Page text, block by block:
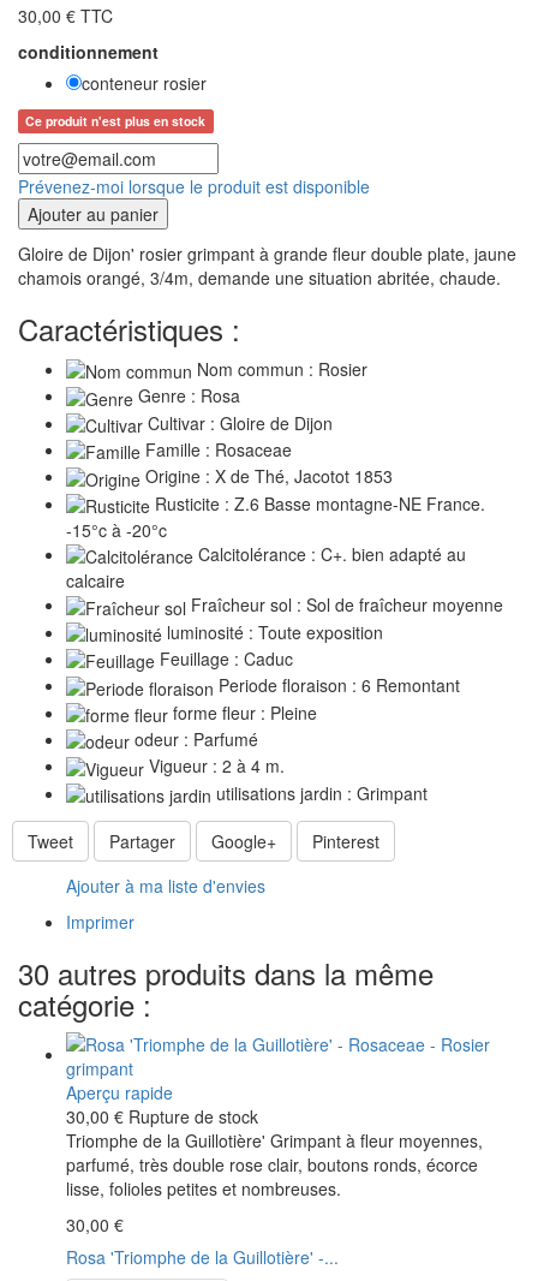
30,00 € TTC
conditionnement
conteneur rosier
Ce produit n'est plus en stock
Prévenez-moi lorsque le produit est disponible
Ajouter au panier
Gloire de Dijon' rosier grimpant à grande fleur double plate, jaune
chamois orangé, 3/4m, demande une situation abritée, chaude.
Caractéristiques :
Nom commun : Rosier
Genre : Rosa
Cultivar : Gloire de Dijon
Famille : Rosaceae
Origine : X de Thé, Jacotot 1853
Rusticite : Z.6 Basse montagne-NE France.
-15°c à -20°c
Calcitolérance : C+. bien adapté au
calcaire
Fraîcheur sol : Sol de fraîcheur moyenne
luminosité : Toute exposition
Feuillage : Caduc
Periode floraison : 6 Remontant
forme fleur : Pleine
odeur : Parfumé
Vigueur : 2 à 4 m.
utilisations jardin : Grimpant
Tweet Partager Google+
Pinterest
Ajouter à ma liste d'envies
Imprimer
30 autres produits dans la même
catégorie :
Aperçu rapide
30,00 € Rupture de stock
Triomphe de la Guillotière' Grimpant à fleur moyennes,
parfumé, très double rose clair, boutons ronds, écorce
lisse, folioles petites et nombreuses.
30,00 €
Rosa 'Triomphe de la Guillotière' -...